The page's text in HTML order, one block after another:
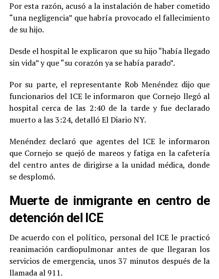
Por esta razón, acusó a la instalación de haber cometido
“una negligencia” que habría provocado el fallecimiento
de su hijo.
Desde el hospital le explicaron que su hijo “había llegado
sin vida” y que “su corazón ya se había parado”.
Por su parte, el representante Rob Menéndez dijo que
funcionarios del ICE le informaron que Cornejo llegó al
hospital cerca de las 2:40 de la tarde y fue declarado
muerto a las 3:24, detalló El Diario NY.
Menéndez declaró que agentes del ICE le informaron
que Cornejo se quejó de mareos y fatiga en la cafetería
del centro antes de dirigirse a la unidad médica, donde
se desplomó.
Muerte de inmigrante en centro de
detención del ICE
De acuerdo con el político, personal del ICE le practicó
reanimación cardiopulmonar antes de que llegaran los
servicios de emergencia, unos 37 minutos después de la
llamada al 911.